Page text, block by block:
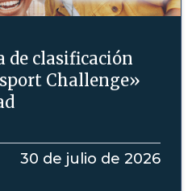
de clasificación
Challenge»
30 de julio de 2026